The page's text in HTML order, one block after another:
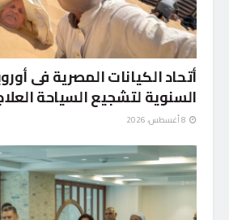
أتحاد الكيانات المصرية فى
السنوية لتشجيع السياحة